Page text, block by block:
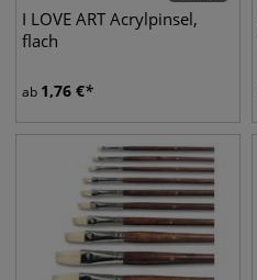
I LOVE ART Acrylpinsel,
flach
ab 1,76 €